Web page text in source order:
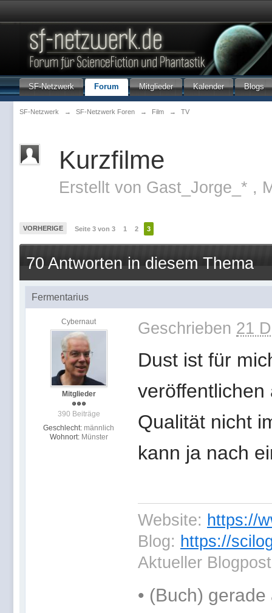
SF-Netzwerk Forum Mitglieder Kalender Blogs
SF-Netzwerk → SF-Netzwerk Foren → Film → TV
Kurzfilme
Erstellt von Gast_Jorge_* ,
VORHERIGE Seite 3 von 3 1 2 3
70 Antworten in diesem Thema
Fermentarius
Cybernaut
Mitglieder
390 Beiträge
Geschlecht: männlich
Wohnort: Münster
Geschrieben 21
Dust ist für
veröffentlichen
Qualität nicht
kann ja nach
Website: https://
Blog: https://
Aktueller
• (Buch) gerade